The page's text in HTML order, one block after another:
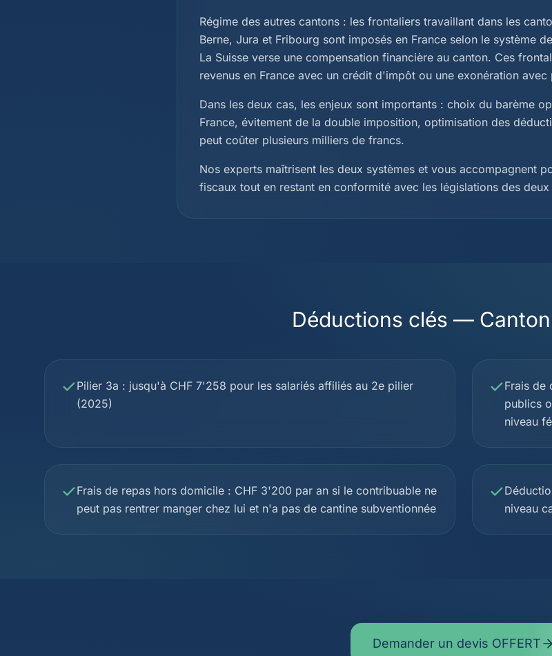
Régime des autres cantons : les frontaliers travaillant dans les
Berne, Jura et Fribourg sont imposés en France selon le système
La Suisse verse une compensation financière au canton. Ces
revenus en France avec un crédit d'impôt ou une exonération avec
Dans les deux cas, les enjeux sont importants : choix du barème
France, évitement de la double imposition, optimisation des
peut coûter plusieurs milliers de francs.
Nos experts maîtrisent les deux systèmes et vous accompagnent
fiscaux tout en restant en conformité avec les législations des deux
Déductions clés — Canton
Pilier 3a : jusqu'à CHF 7'258 pour les salariés affiliés au 2e pilier
(2025)
Frais de
publics
niveau
Frais de repas hors domicile : CHF 3'200 par an si le contribuable ne
peut pas rentrer manger chez lui et n'a pas de cantine subventionnée
niveau
Demander un devis OFFERT